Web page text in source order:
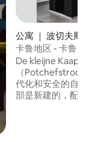
公寓 ｜ 波切夫斯
hefstroom)
卡鲁地区 - 卡鲁
De kleijne Kaap位
（Potchefstroom
代化和安全的自炊
部是新建的，配备